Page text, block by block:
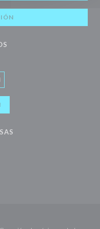
((abre en una nueva
((abre en una